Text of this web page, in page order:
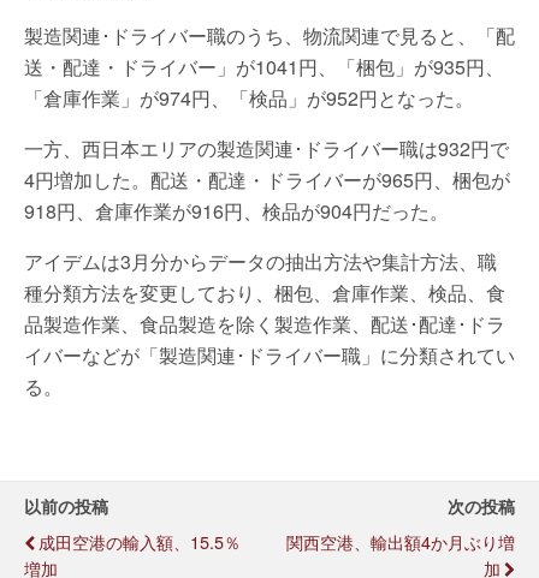
製造関連･ドライバー職のうち、物流関連で見ると、「配
送・配達・ドライバー」が1041円、「梱包」が935円、
「倉庫作業」が974円、「検品」が952円となった。
一方、西日本エリアの製造関連･ドライバー職は932円で
4円増加した。配送・配達・ドライバーが965円、梱包が
918円、倉庫作業が916円、検品が904円だった。
アイデムは3月分からデータの抽出方法や集計方法、職
種分類方法を変更しており、梱包、倉庫作業、検品、食
品製造作業、食品製造を除く製造作業、配送･配達･ドラ
イバーなどが「製造関連･ドライバー職」に分類されてい
る。
以前の投稿
成田空港の輸入額、15.5％
増加
次の投稿
関西空港、輸出額4か月ぶり増
加